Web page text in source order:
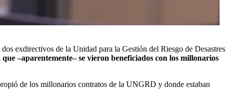
exdirectivos de la Unidad para la Gestión del Riesgo de Desastres
–aparentemente– se vieron beneficiados con los millonarios
de los millonarios contratos de la UNGRD y donde estaban